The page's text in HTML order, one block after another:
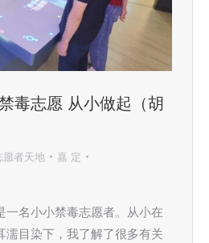
毒志愿 从小做起（胡
愿者天地
嘉 定
一名小小禁毒志愿者。从小在
濡目染下，我了解了很多有关